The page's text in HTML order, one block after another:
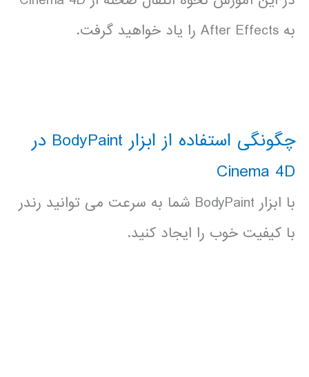
به After Effects را یاد خواهید گرفت.
چگونگی استفاده از ابزار BodyPaint در
Cinema 4D
با ابزار BodyPaint شما به سرعت می توانید رندر
با کیفیت خوب را ایجاد کنید.